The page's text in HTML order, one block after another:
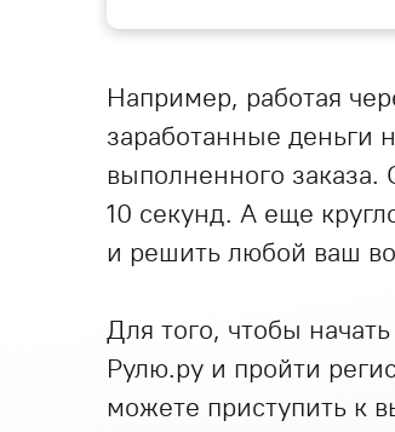
Например, работая
заработанные деньги
выполненного заказа.
10 секунд. А еще
и решить любой ваш
Для того, чтобы
Рулю.ру и пройти
можете приступить к